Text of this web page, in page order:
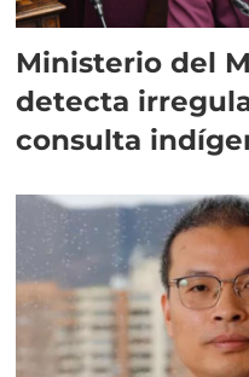
Ministerio del
detecta
consulta